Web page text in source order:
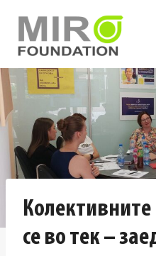
content
Колективните
се во тек –